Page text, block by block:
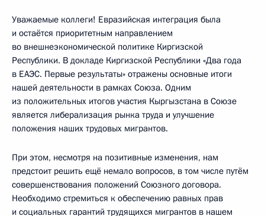
Уважаемые коллеги! Евразийская интеграция была
и остаётся приоритетным направлением
во внешнеэкономической политике Киргизской
Республики. В докладе Киргизской Республики «Два года
в ЕАЭС. Первые результаты» отражены основные итоги
нашей деятельности в рамках Союза. Одним
из положительных итогов участия Кыргызстана в Союзе
является либерализация рынка труда и улучшение
положения наших трудовых мигрантов.
При этом, несмотря на позитивные изменения, нам
предстоит решить ещё немало вопросов, в том числе путём
совершенствования положений Союзного договора.
Необходимо стремиться к обеспечению равных прав
и социальных гарантий трудящихся мигрантов в нашем